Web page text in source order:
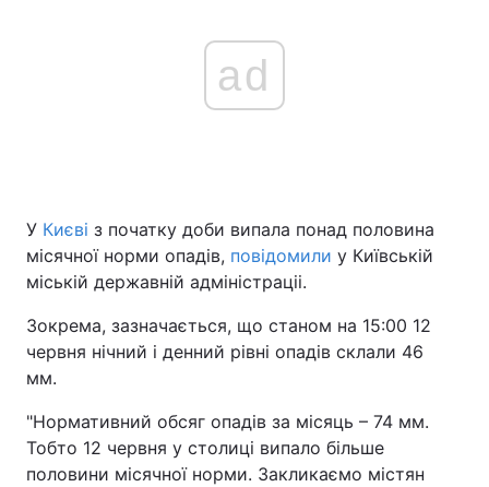
ad
У Києві з початку доби випала понад половина
місячної норми опадів, повідомили у Київській
міській державній адміністраціі.
Зокрема, зазначається, що станом на 15:00 12
червня нічний і денний рівні опадів склали 46
мм.
"Нормативний обсяг опадів за місяць – 74 мм.
Тобто 12 червня у столиці випало більше
половини місячної норми. Закликаємо містян